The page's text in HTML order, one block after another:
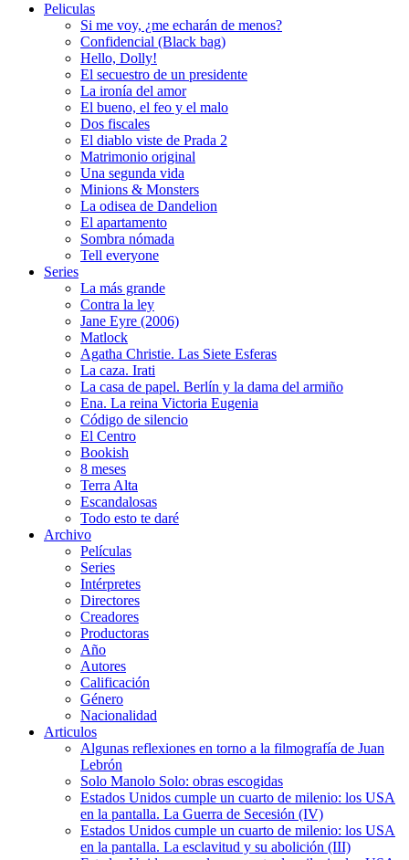
Peliculas
Si me voy, ¿me echarán de menos?
Confidencial (Black bag)
Hello, Dolly!
El secuestro de un presidente
La ironía del amor
El bueno, el feo y el malo
Dos fiscales
El diablo viste de Prada 2
Matrimonio original
Una segunda vida
Minions & Monsters
La odisea de Dandelion
El apartamento
Sombra nómada
Tell everyone
Series
La más grande
Contra la ley
Jane Eyre (2006)
Matlock
Agatha Christie. Las Siete Esferas
La caza. Irati
La casa de papel. Berlín y la dama del armiño
Ena. La reina Victoria Eugenia
Código de silencio
El Centro
Bookish
8 meses
Terra Alta
Escandalosas
Todo esto te daré
Archivo
Películas
Series
Intérpretes
Directores
Creadores
Productoras
Año
Autores
Calificación
Género
Nacionalidad
Articulos
Algunas reflexiones en torno a la filmografía de Juan
Lebrón
Solo Manolo Solo: obras escogidas
Estados Unidos cumple un cuarto de milenio: los USA
en la pantalla. La Guerra de Secesión (IV)
Estados Unidos cumple un cuarto de milenio: los USA
en la pantalla. La esclavitud y su abolición (III)